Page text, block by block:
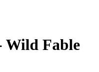
Wild Fable